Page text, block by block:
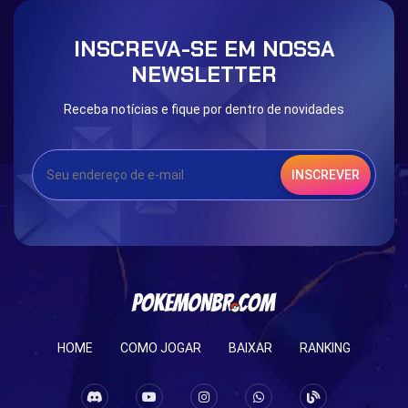
Eternal Dark Quest Door 999
INSCREVA-SE EM NOSSA
NEWSLETTER
Receba notícias e fique por dentro de novidades
INSCREVER
HOME COMO JOGAR BAIXAR RANKING